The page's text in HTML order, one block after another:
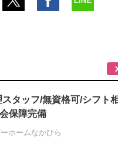
スタッフ/無資格可/シフト
保障完備
ホームなかひら